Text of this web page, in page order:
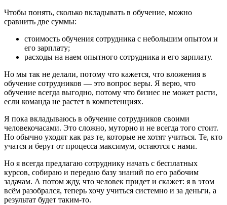
Чтобы понять, сколько вкладывать в обучение, можно
сравнить две суммы:
стоимость обучения сотрудника с небольшим опытом и
его зарплату;
расходы на наем опытного сотрудника и его зарплату.
Но мы так не делали, потому что кажется, что вложения в
обучение сотрудников — это вопрос веры. Я верю, что
обучение всегда выгодно, потому что бизнес не может расти,
если команда не растет в компетенциях.
Я пока вкладываюсь в обучение сотрудников своими
человекочасами. Это сложно, муторно и не всегда того стоит.
Но обычно уходят как раз те, которые не хотят учиться. Те, кто
учатся и берут от процесса максимум, остаются с нами.
Но я всегда предлагаю сотруднику начать с бесплатных
курсов, собираю и передаю базу знаний по его рабочим
задачам. А потом жду, что человек придет и скажет: я в этом
всём разобрался, теперь хочу учиться системно и за деньги, а
результат будет таким-то.